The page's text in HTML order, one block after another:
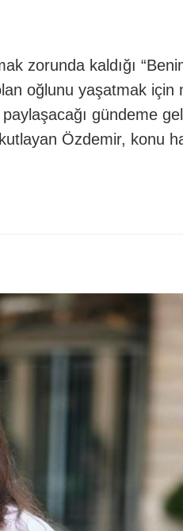
zorunda kaldığı
oğlunu yaşatmak için
gündeme
Özdemir, konu